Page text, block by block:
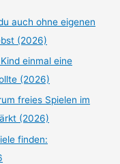
auch ohne eigenen
(2026)
einmal eine
(2026)
freies Spielen im
(2026)
finden: